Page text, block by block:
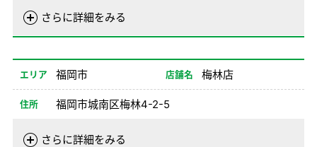
さらに詳細をみる
電話番号 092-541-1100
08/26-12/31 08:00-20:00
備考 ※1、2、8NO不可
エリア 福岡市 店舗名 梅林店
住所 福岡市城南区梅林4-2-5
さらに詳細をみる
電話番号 092-871-0100